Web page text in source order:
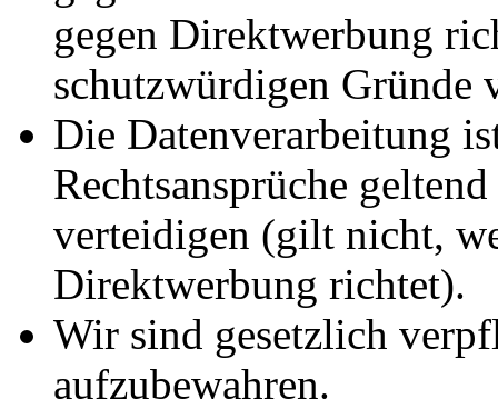
gegen Direktwerbung
schutzwürdigen Gründe
Die Datenverarbeitung
Rechtsansprüche
verteidigen (gilt nicht,
Direktwerbung richtet).
Wir sind gesetzlich
aufzubewahren.